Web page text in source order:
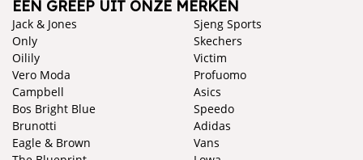
EEN GREEP UIT ONZE MERKEN
Jack & Jones
Only
Oilily
Vero Moda
Campbell
Bos Bright Blue
Brunotti
Eagle & Brown
Sjeng Sports
Skechers
Victim
Profuomo
Asics
Speedo
Adidas
Vans